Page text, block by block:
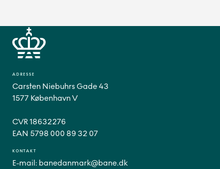
ADRESSE
Carsten Niebuhrs Gade 43
1577 København V
CVR 18632276
EAN 5798 000 89 32 07
KONTAKT
E-mail: banedanmark@bane.dk